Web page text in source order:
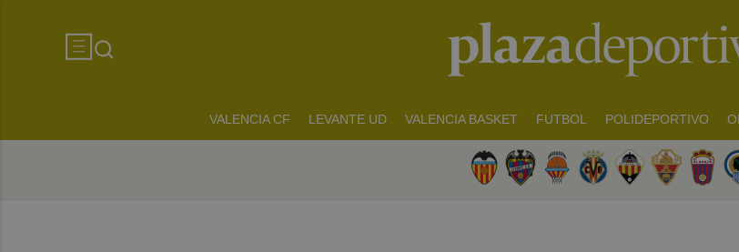
VALENCIA CF LEVANTE UD VALENCIA BASKET FUTBOL POLIDEPORTIVO